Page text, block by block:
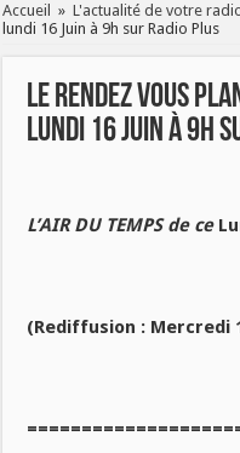
Accueil » L'actualité de votre
lundi 16 Juin à 9h sur Radio Plus
Le rendez vous
lundi 16 Juin à 9h
L’AIR DU TEMPS de ce
(Rediffusion : Mercredi